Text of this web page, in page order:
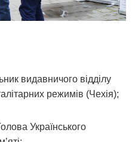
видавничого відділу
режимів (Чехія);
Українського